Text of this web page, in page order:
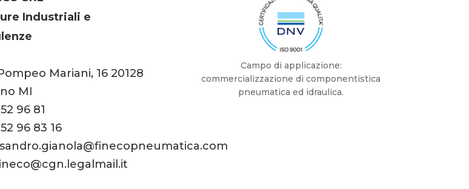
Industriali e
Mariani, 16 20128
MI
96 81
96 83 16
Campo di applicazione:
commercializzazione di componentistica
pneumatica ed idraulica.